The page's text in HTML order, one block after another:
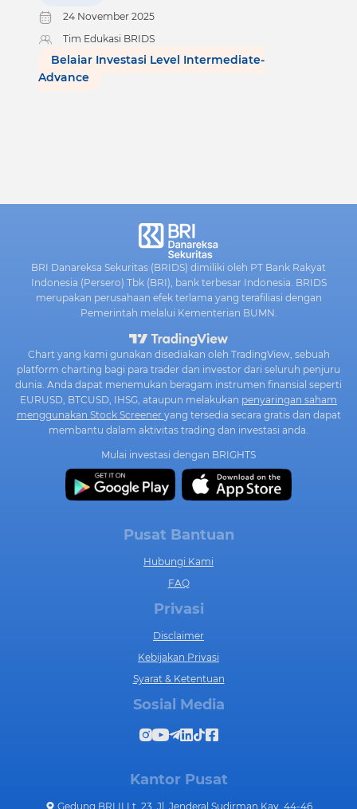
24 November 2025
Tim Edukasi BRIDS
Belajar Investasi Level Intermediate-
Advance
BRI Danareksa Sekuritas (BRIDS) dimiliki oleh PT Bank Rakyat
Indonesia (Persero) Tbk (BRI), bank terbesar Indonesia. BRIDS
merupakan perusahaan efek terlama yang terafiliasi dengan
Pemerintah melalui Kementerian BUMN.
Chart yang kami gunakan disediakan oleh TradingView, sebuah
platform charting bagi para trader dan investor dari seluruh penjuru
dunia. Anda dapat menemukan beragam instrumen finansial seperti
EURUSD, BTCUSD, IHSG, ataupun melakukan penyaringan saham
menggunakan Stock Screener yang tersedia secara gratis dan dapat
membantu dalam aktivitas trading dan investasi anda.
Mulai investasi dengan BRIGHTS
Pusat Bantuan
Hubungi Kami
FAQ
Privasi
Disclaimer
Kebijakan Privasi
Syarat & Ketentuan
Sosial Media
Kantor Pusat
Gedung BRI II Lt. 23, Jl. Jenderal Sudirman Kav. 44-46